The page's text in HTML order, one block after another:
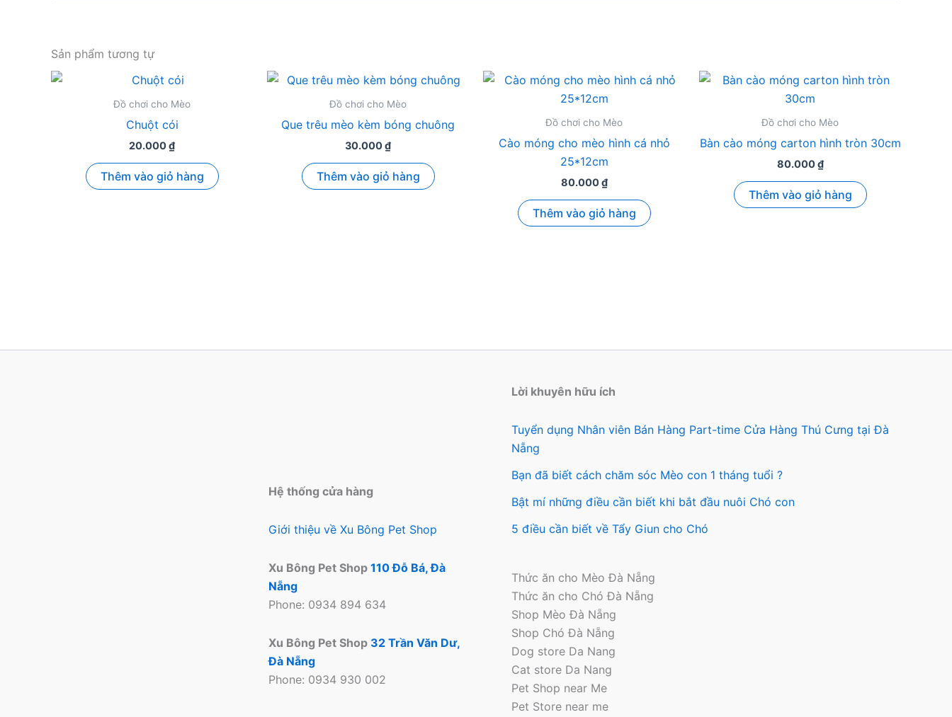
Sản phẩm tương tự
Đồ chơi cho Mèo
Chuột cói
20.000₫
Thêm vào giỏ hàng
Đồ chơi cho Mèo
Que trêu mèo kèm bóng chuông
30.000₫
Thêm vào giỏ hàng
Đồ chơi cho Mèo
Cào móng cho mèo hình cá nhỏ
25*12cm
80.000₫
Thêm vào giỏ hàng
Đồ chơi cho Mèo
Bàn cào móng carton hình tròn 30cm
80.000₫
Thêm vào giỏ hàng
Hệ thống cửa hàng
Giới thiệu về Xu Bông Pet Shop
Xu Bông Pet Shop 110 Đỗ Bá, Đà
Nẵng
Phone: 0934 894 634
Xu Bông Pet Shop 32 Trần Văn Dư,
Đà Nẵng
Phone: 0934 930 002
Lời khuyên hữu ích
Tuyển dụng Nhân viên Bán Hàng Part-time Cửa Hàng Thú Cưng tại Đà
Nẵng
Bạn đã biết cách chăm sóc Mèo con 1 tháng tuổi ?
Bật mí những điều cần biết khi bắt đầu nuôi Chó con
5 điều cần biết về Tẩy Giun cho Chó
Thức ăn cho Mèo Đà Nẵng
Thức ăn cho Chó Đà Nẵng
Shop Mèo Đà Nẵng
Shop Chó Đà Nẵng
Dog store Da Nang
Cat store Da Nang
Pet Shop near Me
Pet Store near me